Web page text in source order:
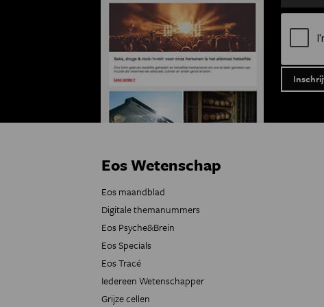
Eos Wetenschap
Eos maandblad
Digitale themanummers
Eos Psyche&Brein
Eos Specials
Eos Tracé
Iedereen Wetenschapper
Grijze cellen